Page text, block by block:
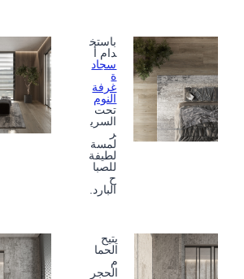
باستخ
دام أ
سجاد
ة
غرفة
النوم
تحت
السري
ر
لمسة
لطيفة
للصبا
ح
البارد.
يتيح
الحما
م
الحجر